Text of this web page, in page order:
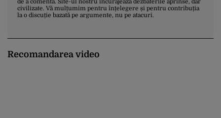
civilizate. Vă mulțumim pentru înțelegere și pentru contribuția
la o discuție bazată pe argumente, nu pe atacuri.
Recomandarea video